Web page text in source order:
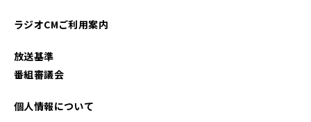
ラジオCMご利用案内
放送基準
番組審議会
個人情報について